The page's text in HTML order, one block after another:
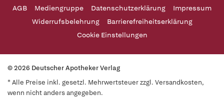
AGB Mediengruppe Datenschutzerklärung
Impressum
Widerrufsbelehrung
Barrierefreiheitserklärung
Cookie Einstellungen
© 2026 Deutscher Apotheker Verlag
* Alle Preise inkl. gesetzl. Mehrwertsteuer zzgl. Versandkosten,
wenn nicht anders angegeben.